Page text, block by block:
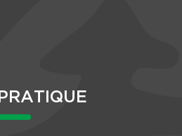
PRATIQUE